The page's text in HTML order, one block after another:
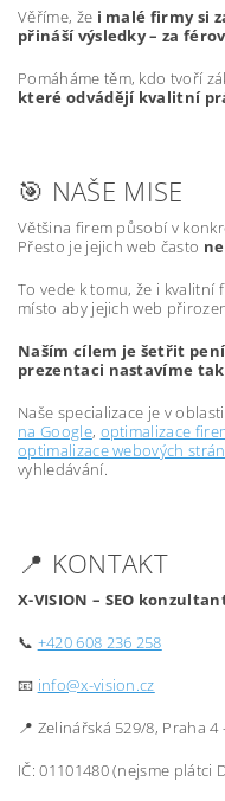
Věříme, že i malé firmy si
přináší výsledky – za
Pomáháme těm, kdo tvoří
které odvádějí kvalitní
🎯 NAŠE MISE
Většina firem působí v
Přesto je jejich web často
To vede k tomu, že i kvalitní
místo aby jejich web
Naším cílem je šetřit
prezentaci nastavíme
Naše specializace je v oblasti
na Google, optimalizace
optimalizace webových
vyhledávání.
📍 KONTAKT
X-VISION – SEO
📞 +420 608 236 258
📧 info@x-vision.cz
📍 Zelinářská 529/8, Praha 4
IČ: 01101480 (nejsme plátci